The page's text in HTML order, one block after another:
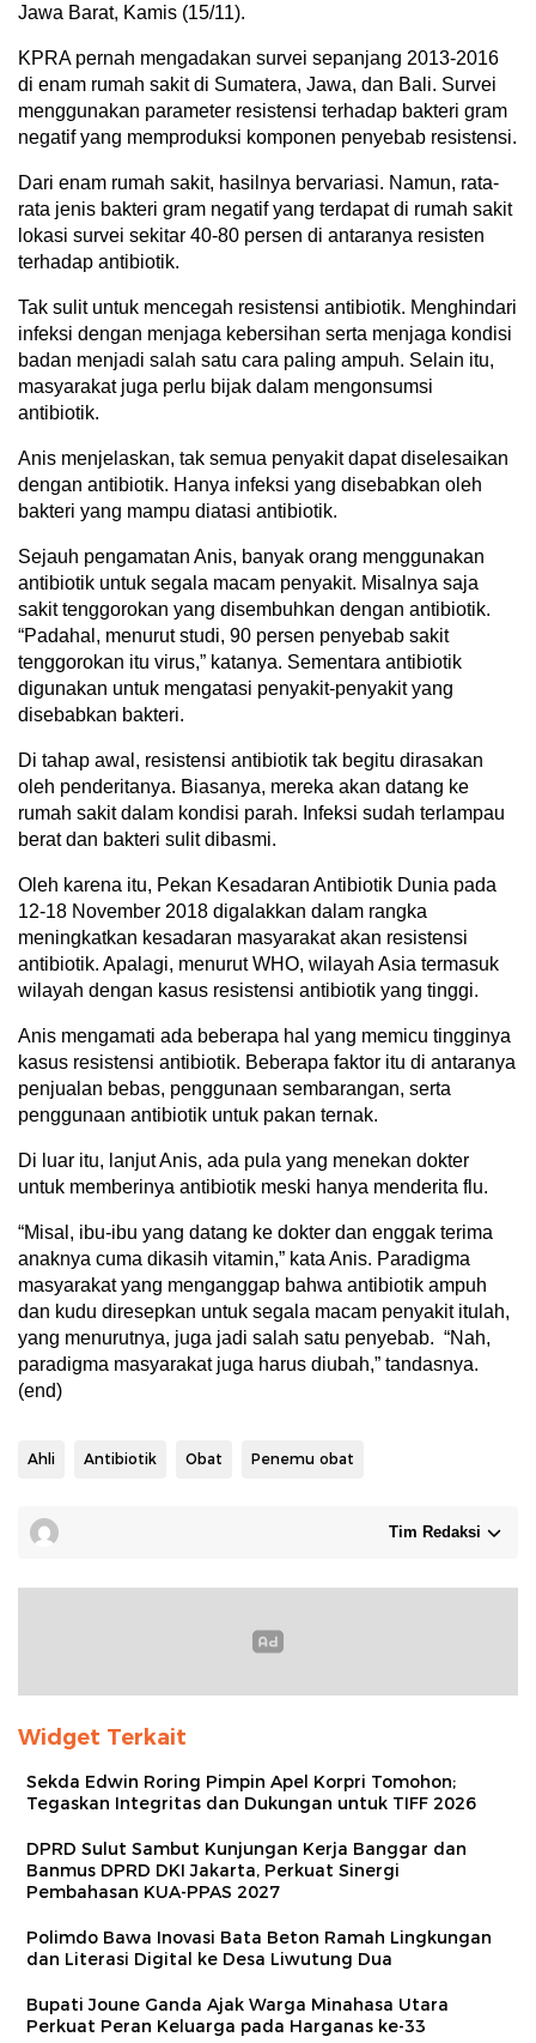
Jawa Barat, Kamis (15/11).
KPRA pernah mengadakan survei sepanjang 2013-2016
di enam rumah sakit di Sumatera, Jawa, dan Bali. Survei
menggunakan parameter resistensi terhadap bakteri gram
negatif yang memproduksi komponen penyebab resistensi.
Dari enam rumah sakit, hasilnya bervariasi. Namun, rata-
rata jenis bakteri gram negatif yang terdapat di rumah sakit
lokasi survei sekitar 40-80 persen di antaranya resisten
terhadap antibiotik.
Tak sulit untuk mencegah resistensi antibiotik. Menghindari
infeksi dengan menjaga kebersihan serta menjaga kondisi
badan menjadi salah satu cara paling ampuh. Selain itu,
masyarakat juga perlu bijak dalam mengonsumsi
antibiotik.
Anis menjelaskan, tak semua penyakit dapat diselesaikan
dengan antibiotik. Hanya infeksi yang disebabkan oleh
bakteri yang mampu diatasi antibiotik.
Sejauh pengamatan Anis, banyak orang menggunakan
antibiotik untuk segala macam penyakit. Misalnya saja
sakit tenggorokan yang disembuhkan dengan antibiotik.
“Padahal, menurut studi, 90 persen penyebab sakit
tenggorokan itu virus,” katanya. Sementara antibiotik
digunakan untuk mengatasi penyakit-penyakit yang
disebabkan bakteri.
Di tahap awal, resistensi antibiotik tak begitu dirasakan
oleh penderitanya. Biasanya, mereka akan datang ke
rumah sakit dalam kondisi parah. Infeksi sudah terlampau
berat dan bakteri sulit dibasmi.
Oleh karena itu, Pekan Kesadaran Antibiotik Dunia pada
12-18 November 2018 digalakkan dalam rangka
meningkatkan kesadaran masyarakat akan resistensi
antibiotik. Apalagi, menurut WHO, wilayah Asia termasuk
wilayah dengan kasus resistensi antibiotik yang tinggi.
Anis mengamati ada beberapa hal yang memicu tingginya
kasus resistensi antibiotik. Beberapa faktor itu di antaranya
penjualan bebas, penggunaan sembarangan, serta
penggunaan antibiotik untuk pakan ternak.
Di luar itu, lanjut Anis, ada pula yang menekan dokter
untuk memberinya antibiotik meski hanya menderita flu.
“Misal, ibu-ibu yang datang ke dokter dan enggak terima
anaknya cuma dikasih vitamin,” kata Anis. Paradigma
masyarakat yang menganggap bahwa antibiotik ampuh
dan kudu diresepkan untuk segala macam penyakit itulah,
yang menurutnya, juga jadi salah satu penyebab. “Nah,
paradigma masyarakat juga harus diubah,” tandasnya.
(end)
Ahli Antibiotik Obat Penemu obat
Tim Redaksi
Widget Terkait
Sekda Edwin Roring Pimpin Apel Korpri Tomohon;
Tegaskan Integritas dan Dukungan untuk TIFF 2026
DPRD Sulut Sambut Kunjungan Kerja Banggar dan
Banmus DPRD DKI Jakarta, Perkuat Sinergi
Pembahasan KUA-PPAS 2027
Polimdo Bawa Inovasi Bata Beton Ramah Lingkungan
dan Literasi Digital ke Desa Liwutung Dua
Bupati Joune Ganda Ajak Warga Minahasa Utara
Perkuat Peran Keluarga pada Harganas ke-33